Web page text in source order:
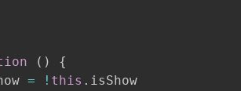
( )
{
= ! this . isShow